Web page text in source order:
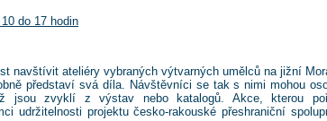
do 17 hodin
navštívit ateliéry vybraných výtvarných umělců na jižní
představí svá díla. Návštěvníci se tak s nimi mohou
jsou zvyklí z výstav nebo katalogů. Akce, kterou
udržitelnosti projektu česko-rakouské přeshraniční